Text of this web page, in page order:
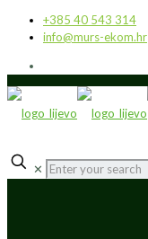
+385 40 543 314
info@murs-ekom.hr
✕